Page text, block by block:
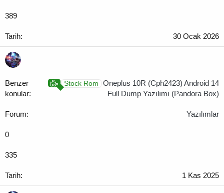
389
30 Ocak 2026
Stock Rom
Oneplus 10R (Cph2423) Android 14
Full Dump Yazılımı (Pandora Box)
Yazılımlar
0
335
1 Kas 2025